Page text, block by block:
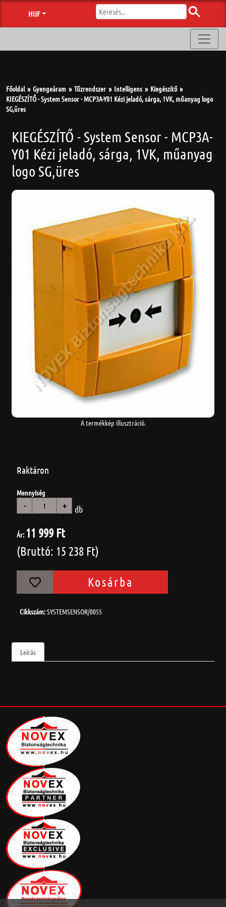
HUF
Főoldal Gyengeáram Tűzrendszer Intelligens
Kiegészítő
KIEGÉSZÍTŐ - System Sensor - MCP3A-Y01 Kézi jeladó, sárga, 1VK, műanyag logo
SG,üres
KIEGÉSZÍTŐ - System Sensor - MCP3A-
Y01 Kézi jeladó, sárga, 1VK, műanyag
logo SG,üres
A termékkép illusztráció.
Raktáron
Mennyiség
- + db
Ár: 11 999 Ft
(Bruttó: 15 238 Ft)
Kosárba
Cikkszám:SYSTEMSENSOR/0055
Leírás